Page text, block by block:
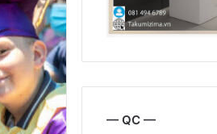
— QC —